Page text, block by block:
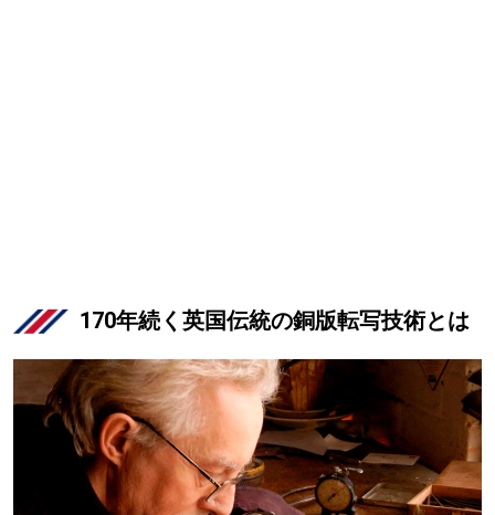
170年続く英国伝統の銅版転写技術とは